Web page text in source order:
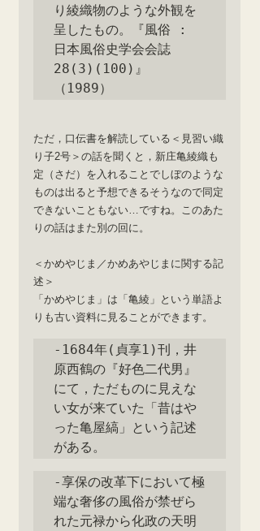
り綾織物のような外観を
呈したもの。『風俗 :
日本風俗史学会会誌
28(3)(100)』
（1989）
ただ，口伝書を解読している＜見習い織
り子2号＞の話を聞くと，新庄亀綾織も
定（さだ）を入れることでしぼのような
ものは出ると予想できるそうなので同定
できないこともない…ですね。このあた
りの話はまた別の回に。
＜かめやじま／かめあやじまに関する記
述＞
「かめやじま」は「亀綾」という単語よ
りも古い資料に見ることができます。
‐1684年(貞享1)刊，井
原西鶴の『好色二代男』
にて，ただものに見えな
い女が来ていた「昔はや
った亀屋縞」という記述
がある。
‐享保の改革下において極
端な奢侈の風俗が禁ぜら
れた元禄から化政の天明